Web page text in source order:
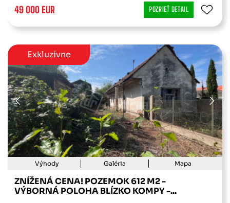
49 000 EUR POZRIEŤ DETAIL
Exkluzívne
Výhody Galéria Mapa
ZNÍŽENÁ CENA! POZEMOK 612 M2 -
VÝBORNÁ POLOHA BLÍZKO KOMPY -...